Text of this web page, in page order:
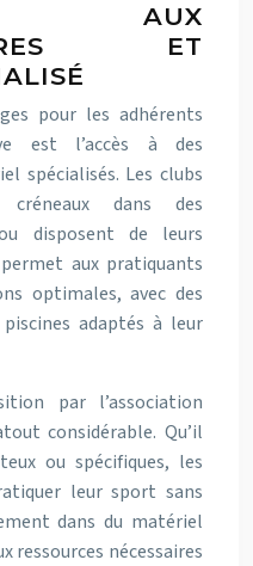
AUX
ET
pour les adhérents
est l’accès à des
spécialisés. Les clubs
dans des
disposent de leurs
aux pratiquants
optimales, avec des
adaptés à leur
par l’association
considérable. Qu’il
ou spécifiques, les
leur sport sans
dans du matériel
ressources nécessaires